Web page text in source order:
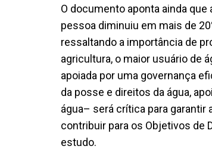
O documento aponta ainda
pessoa diminuiu em mais de
ressaltando a importância de
agricultura, o maior usuário de
apoiada por uma governança
da posse e direitos da água,
água– será crítica para
contribuir para os Objetivos de
estudo.